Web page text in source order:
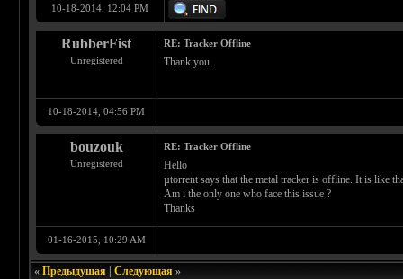
10-18-2014, 12:04 PM
RubberFist
Unregistered
RE: Tracker Offline
Thank you.
10-18-2014, 04:56 PM
bouzouk
Unregistered
RE: Tracker Offline
Hello
µtorrent says that the metal tracker is offline. It is like
Am i the only one who face this issue ?
Thanks
01-16-2015, 10:29 AM
«Предыдущая |Следующая »